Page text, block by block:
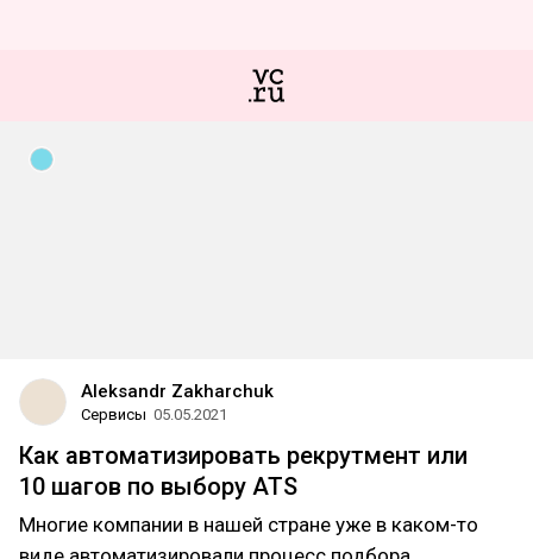
Aleksandr Zakharchuk
Сервисы 05.05.2021
Как автоматизировать рекрутмент или
10 шагов по выбору ATS
Многие компании в нашей стране уже в каком-то